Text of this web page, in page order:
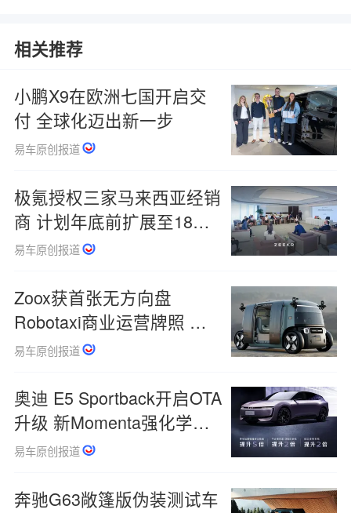
相关推荐
小鹏X9在欧洲七国开启交
付 全球化迈出新一步
易车原创报道
极氪授权三家马来西亚经销
商 计划年底前扩展至18家
经销门店
易车原创报道
Zoox获首张无方向盘
Robotaxi商业运营牌照 开
启付费载客服务
易车原创报道
奥迪 E5 Sportback开启OTA
升级 新Momenta强化学习
大模型上车
易车原创报道
奔驰G63敞篷版伪装测试车